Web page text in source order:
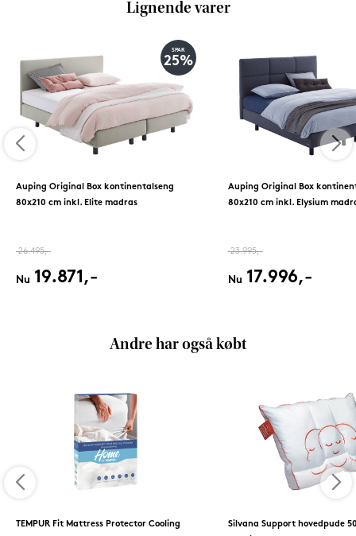
Lignende varer
SPAR
25%
Auping Original Box kontinentalseng
80x210 cm inkl. Elite madras
26.495,-
Nu 19.871,-
Auping Original Box
80x210 cm inkl. Elysium
23.995,-
Nu 17.996,-
Andre har også købt
TEMPUR Fit Mattress Protector Cooling
Silvana Support hovedpude